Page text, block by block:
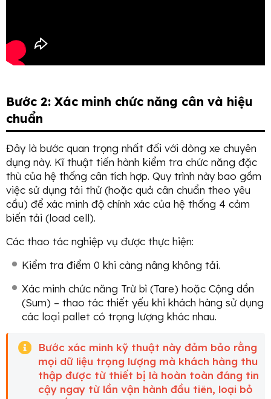
Bước 2: Xác minh chức năng cân và hiệu
chuẩn
Đây là bước quan trọng nhất đối với dòng xe chuyên
dụng này. Kĩ thuật tiến hành kiểm tra chức năng đặc
thù của hệ thống cân tích hợp. Quy trình này bao gồm
việc sử dụng tải thử (hoặc quả cân chuẩn theo yêu
cầu) để xác minh độ chính xác của hệ thống 4 cảm
biến tải (load cell).
Các thao tác nghiệp vụ được thực hiện:
Kiểm tra điểm 0 khi càng nâng không tải.
Xác minh chức năng Trừ bì (Tare) hoặc Cộng dồn
(Sum) – thao tác thiết yếu khi khách hàng sử dụng
các loại pallet có trọng lượng khác nhau.
Bước xác minh kỹ thuật này đảm bảo rằng
mọi dữ liệu trọng lượng mà khách hàng thu
thập được từ thiết bị là hoàn toàn đáng tin
cậy ngay từ lần vận hành đầu tiên, loại bỏ